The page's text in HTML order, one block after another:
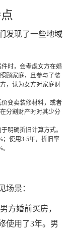
发现了一些地域
时，会考虑女方在婚
顾家庭，且参与了装
，认为女方对家庭财
变卖装修材料，或者
分割财产时对其少分
明确折旧计算方式。
；使用3-5年，折旧率
场景：
男方婚前买房，
使用了3年。男